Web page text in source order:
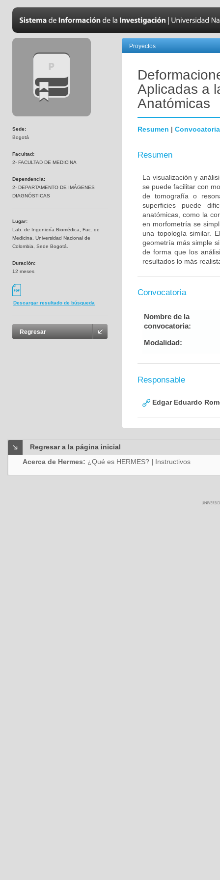
Sede:
Bogotá
Facultad:
2- FACULTAD DE MEDICINA
Dependencia:
2- DEPARTAMENTO DE IMÁGENES
DIAGNÓSTICAS
Lugar:
Lab. de Ingeniería Biomédica, Fac. de
Medicina, Universidad Nacional de
Colombia, Sede Bogotá.
Duración:
12 meses
Descargar resultado de búsqueda
Regresar
Proyectos
Aplicadas a
Anatómicas
Resumen | Convocatoria
Resumen
La visualización y
se puede facilitar con
de tomografía o
superficies puede
anatómicas, como la
en morfometría se
una topología similar.
geometría más simple
de forma que los
resultados lo más
Convocatoria
Nombre de la
convocatoria:
Modalidad:
Responsable
Edgar Eduardo
Regresar a la página inicial
Acerca de Hermes: ¿Qué es HERMES? | Instructivos